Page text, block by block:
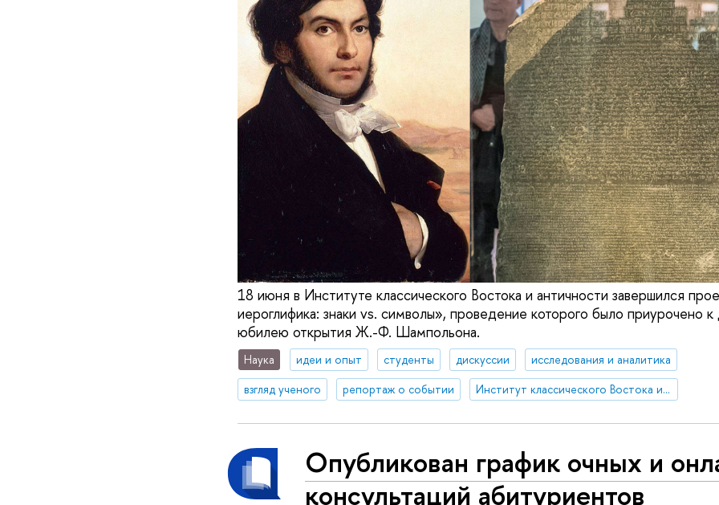
18 июня в Институте классического Востока и античности завершился
иероглифика: знаки vs. символы», проведение которого было приурочено
юбилею открытия Ж.-Ф. Шампольона.
Наука идеи и опыт студенты дискуссии
исследования и аналитика
взгляд ученого
репортаж о событии Институт классического Востока и античности
Опубликован график очных и
консультаций абитуриентов